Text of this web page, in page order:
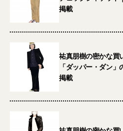
掲載
祐真朋樹の密かな買
「ダッパー・ダン
掲載